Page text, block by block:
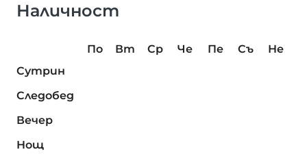
Наличност
По Вт Ср Че Пе Съ
Не
Сутрин
Следобед
Вечер
Нощ